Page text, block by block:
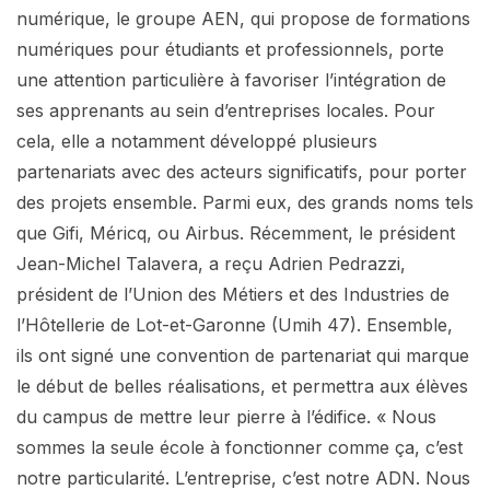
numérique, le groupe AEN, qui propose de formations
numériques pour étudiants et professionnels, porte
une attention particulière à favoriser l’intégration de
ses apprenants au sein d’entreprises locales. Pour
cela, elle a notamment développé plusieurs
partenariats avec des acteurs significatifs, pour porter
des projets ensemble. Parmi eux, des grands noms tels
que Gifi, Méricq, ou Airbus. Récemment, le président
Jean-Michel Talavera, a reçu Adrien Pedrazzi,
président de l’Union des Métiers et des Industries de
l’Hôtellerie de Lot-et-Garonne (Umih 47). Ensemble,
ils ont signé une convention de partenariat qui marque
le début de belles réalisations, et permettra aux élèves
du campus de mettre leur pierre à l’édifice. « Nous
sommes la seule école à fonctionner comme ça, c’est
notre particularité. L’entreprise, c’est notre ADN. Nous